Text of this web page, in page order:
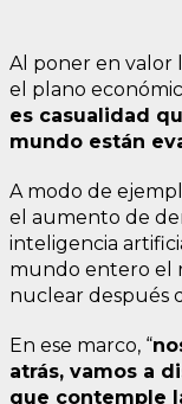
Al poner en valor
el plano
es casualidad
mundo están
A modo de
el aumento de
inteligencia
mundo entero el
nuclear después
En ese marco, “
atrás, vamos a
que contemple